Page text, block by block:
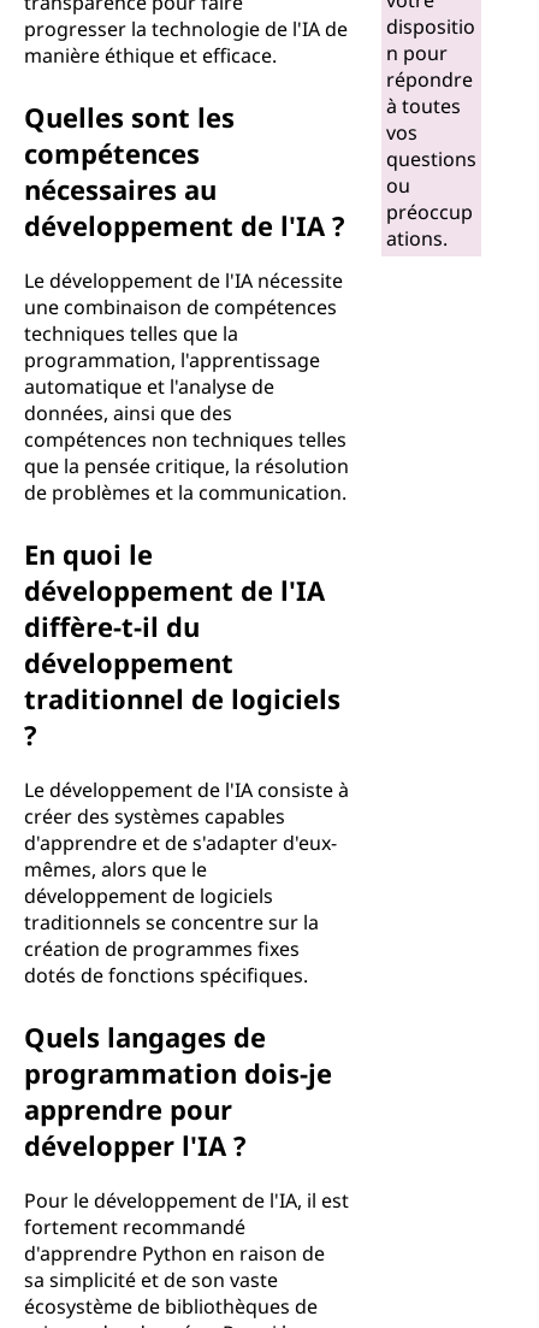
progresser la technologie de l'IA de
manière éthique et efficace.
Quelles sont les
compétences
nécessaires au
développement de l'IA ?
Le développement de l'IA nécessite
une combinaison de compétences
techniques telles que la
programmation, l'apprentissage
automatique et l'analyse de
données, ainsi que des
compétences non techniques telles
que la pensée critique, la résolution
de problèmes et la communication.
En quoi le
développement de l'IA
diffère-t-il du
développement
traditionnel de logiciels
?
Le développement de l'IA consiste à
créer des systèmes capables
d'apprendre et de s'adapter d'eux-
mêmes, alors que le
développement de logiciels
traditionnels se concentre sur la
création de programmes fixes
dotés de fonctions spécifiques.
Quels langages de
programmation dois-je
apprendre pour
développer l'IA ?
Pour le développement de l'IA, il est
fortement recommandé
d'apprendre Python en raison de
sa simplicité et de son vaste
écosystème de bibliothèques de
dispositio
n pour
répondre
à toutes
vos
questions
ou
préoccup
ations.